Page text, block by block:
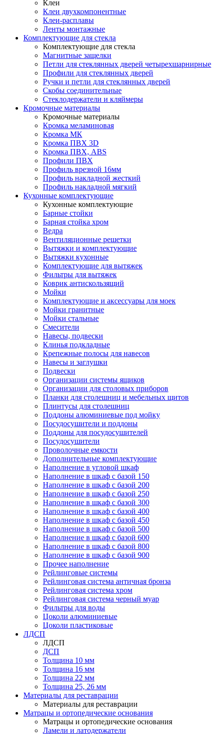
Клеи
Клеи двухкомпонентные
Клеи-расплавы
Ленты монтажные
Комплектующие для стекла
Комплектующие для стекла
Магнитные защелки
Петли для стеклянных дверей четырехшарнирные
Профили для стеклянных дверей
Ручки и петли для стеклянных дверей
Скобы соединительные
Стеклодержатели и кляймеры
Кромочные материалы
Кромочные материалы
Кромка меламиновая
Кромка МК
Кромка ПВХ 3D
Кромка ПВХ, ABS
Профили ПВХ
Профиль врезной 16мм
Профиль накладной жесткий
Профиль накладной мягкий
Кухонные комплектующие
Кухонные комплектующие
Барные стойки
Барная стойка хром
Ведра
Вентиляционные решетки
Вытяжки и комплектующие
Вытяжки кухонные
Комплектующие для вытяжек
Фильтры для вытяжек
Коврик антискользящий
Мойки
Комплектующие и аксессуары для моек
Мойки гранитные
Мойки стальные
Смесители
Навесы, подвески
Клинья подкладные
Крепежные полосы для навесов
Навесы и заглушки
Подвески
Организации системы ящиков
Организации для столовых приборов
Планки для столешниц и мебельных щитов
Плинтусы для столешниц
Поддоны алюминиевые под мойку
Посудосушители и поддоны
Поддоны для посудосушителей
Посудосушители
Проволочные емкости
Дополнительные комплектующие
Наполнение в угловой шкаф
Наполнение в шкаф с базой 150
Наполнение в шкаф с базой 200
Наполнение в шкаф с базой 250
Наполнение в шкаф с базой 300
Наполнение в шкаф с базой 400
Наполнение в шкаф с базой 450
Наполнение в шкаф с базой 500
Наполнение в шкаф с базой 600
Наполнение в шкаф с базой 800
Наполнение в шкаф с базой 900
Прочее наполнение
Рейлинговые системы
Рейлинговая система античная бронза
Рейлинговая система хром
Рейлинговая система черный муар
Фильтры для воды
Цоколи алюминиевые
Цоколи пластиковые
ЛДСП
ЛДСП
ДСП
Толщина 10 мм
Толщина 16 мм
Толщина 22 мм
Толщина 25, 26 мм
Материалы для реставрации
Материалы для реставрации
Матрацы и ортопедические основания
Матрацы и ортопедические основания
Ламели и латодержатели